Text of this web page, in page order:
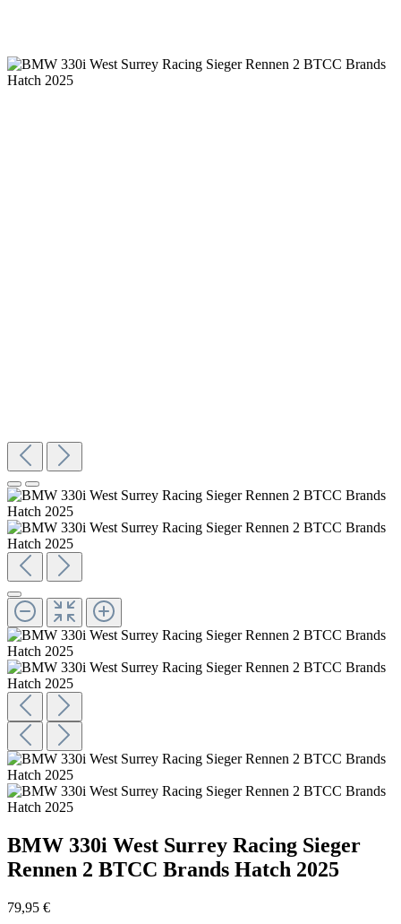
BMW 330i West Surrey Racing Sieger
Rennen 2 BTCC Brands Hatch 2025
79,95 €